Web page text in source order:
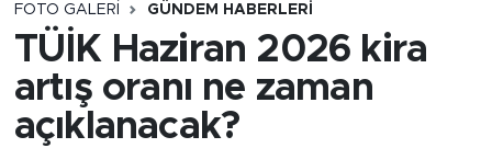
FOTO GALERI GÜNDEM HABERLERI
TÜİK Haziran 2026 kira
artış oranı ne zaman
açıklanacak?
Trafik Durumu
Süper Lig Puan Durumu ve Fikstür
Tüm Manşetler